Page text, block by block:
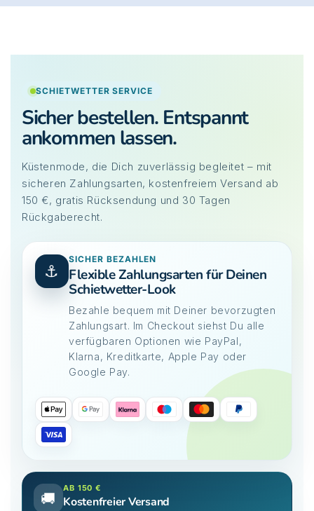
SCHIETWETTER SERVICE
Sicher bestellen. Entspannt
ankommen lassen.
Küstenmode, die Dich zuverlässig begleitet – mit
sicheren Zahlungsarten, kostenfreiem Versand ab
150 €, gratis Rücksendung und 30 Tagen
Rückgaberecht.
⚓
SICHER BEZAHLEN
Flexible Zahlungsarten für Deinen
Schietwetter-Look
Bezahle bequem mit Deiner bevorzugten
Zahlungsart. Im Checkout siehst Du alle
verfügbaren Optionen wie PayPal,
Klarna, Kreditkarte, Apple Pay oder
Google Pay.
🚚
AB 150 €
Kostenfreier Versand